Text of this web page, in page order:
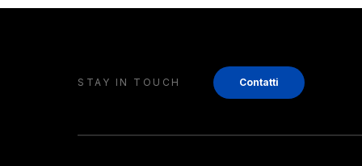
STAY IN TOUCH Contatti